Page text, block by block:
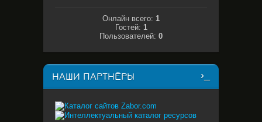
Онлайн всего: 1
Гостей: 1
Пользователей: 0
НАШИ ПАРТНЁРЫ